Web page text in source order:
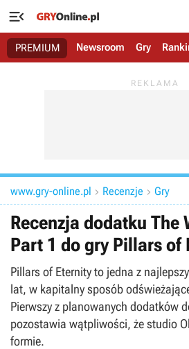

PREMIUM Newsroom Gry
www.gry-online.pl  Recenzje  Gry
Recenzja dodatku The
Part 1 do gry Pillars of
Pillars of Eternity to jedna z
lat, w kapitalny sposób
Pierwszy z planowanych dodatków
pozostawia wątpliwości, że studio
formie.